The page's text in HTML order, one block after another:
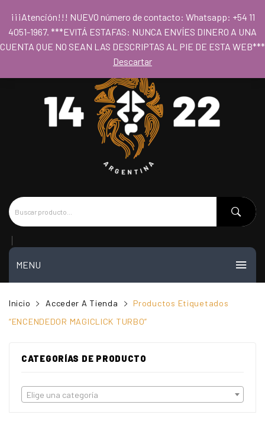
- Horario 09hs a 18hs
MENU
MI CUENTA
PREGUNTAS FRECUENTES
Inicio Acceder A Tienda
Productos Etiquetados
“ENCENDEDOR MAGICLICK TURBO”
CATEGORÍAS DE PRODUCTO
Elige una categoría
¡¡¡Atención!!! NUEVO número de contacto: Whatsapp: +54 11
4051-1967. ***EVITÁ ESTAFAS: NUNCA ENVÍES DINERO A UNA
CUENTA QUE NO SEAN LAS DESCRIPTAS AL PIE DE ESTA WEB***
Descartar